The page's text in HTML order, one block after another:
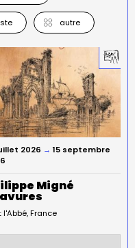
autre
2026 → 15 septembre
Migné
l'Abbé France